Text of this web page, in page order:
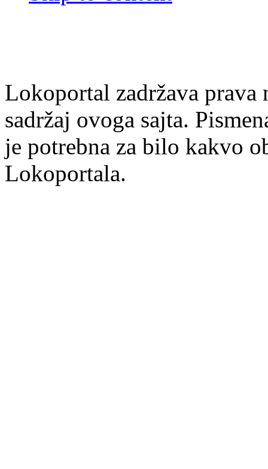
Lokoportal zadržava
sadržaj ovoga sajta.
je potrebna za bilo kakvo
Lokoportala.